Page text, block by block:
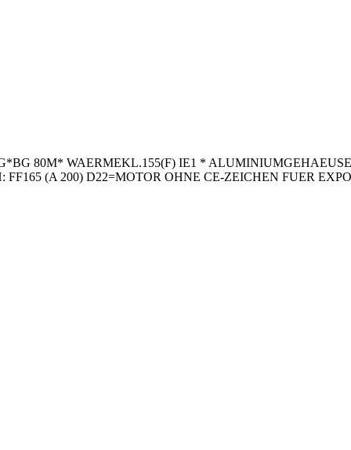
80M* WAERMEKL.155(F) IE1 *
(A 200) D22=MOTOR OHNE CE-ZEICHEN FUER